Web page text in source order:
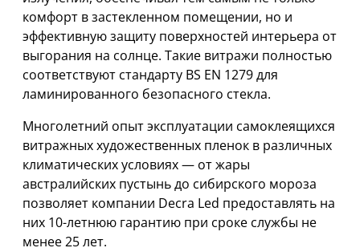
комфорт в застекленном помещении, но и
эффективную защиту поверхностей интерьера от
выгорания на солнце. Такие витражи полностью
соответствуют стандарту BS EN 1279 для
ламинированного безопасного стекла.
Многолетний опыт эксплуатации самоклеящихся
витражных художественных пленок в различных
климатических условиях — от жары
австралийских пустынь до сибирского мороза
позволяет компании Decra Led предоставлять на
них 10-летнюю гарантию при сроке службы не
менее 25 лет.